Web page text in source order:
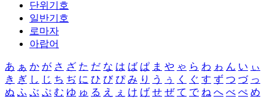
단위기호
일반기호
로마자
아랍어
あ ぁ か が さ ざ た だ な は ば ぱ ま や ゃ ら わ ゎ ん い ぃ
き ぎ し じ ち ぢ に ひ び ぴ み り う ぅ く ぐ す ず つ づ っ
ぬ ふ ぶ ぷ む ゆ ゅ る え ぇ け げ せ ぜ て で ね へ べ ぺ め